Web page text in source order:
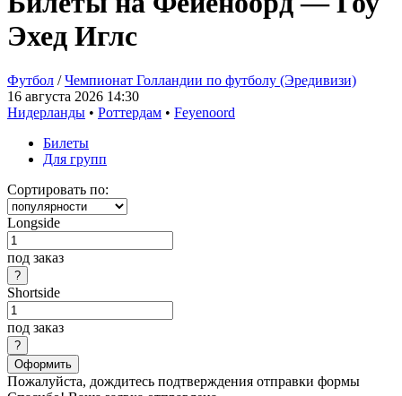
Эхед Иглс
Футбол /Чемпионат Голландии по футболу (Эредивизи)
16 августа 2026 14:30
Нидерланды • Роттердам • Feyenoord
Билеты
Для групп
Сортировать по:
Longside
под заказ
Shortside
под заказ
Оформить
Пожалуйста, дождитесь подтверждения отправки формы